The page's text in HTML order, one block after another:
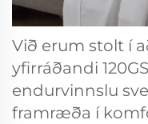
Við erum stolt í
yfirráðandi
endurvinnslu
framræða í